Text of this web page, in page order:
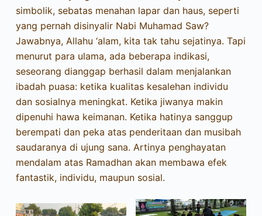
simbolik, sebatas menahan lapar dan haus, seperti
yang pernah disinyalir Nabi Muhamad Saw?
Jawabnya, Allahu ‘alam, kita tak tahu sejatinya. Tapi
menurut para ulama, ada beberapa indikasi,
seseorang dianggap berhasil dalam menjalankan
ibadah puasa: ketika kualitas kesalehan individu
dan sosialnya meningkat. Ketika jiwanya makin
dipenuhi hawa keimanan. Ketika hatinya sanggup
berempati dan peka atas penderitaan dan musibah
saudaranya di ujung sana. Artinya penghayatan
mendalam atas Ramadhan akan membawa efek
fantastik, individu, maupun sosial.